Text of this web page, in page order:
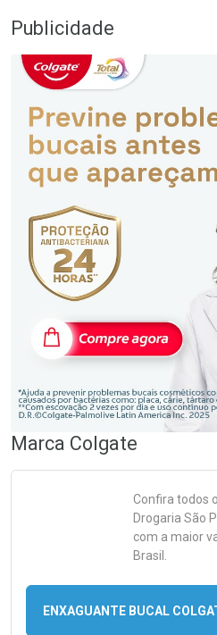
Publicidade
Marca Colgate
Confira todos
Drogaria São
com a maior
Brasil.
ENXAGUANTE BUCAL